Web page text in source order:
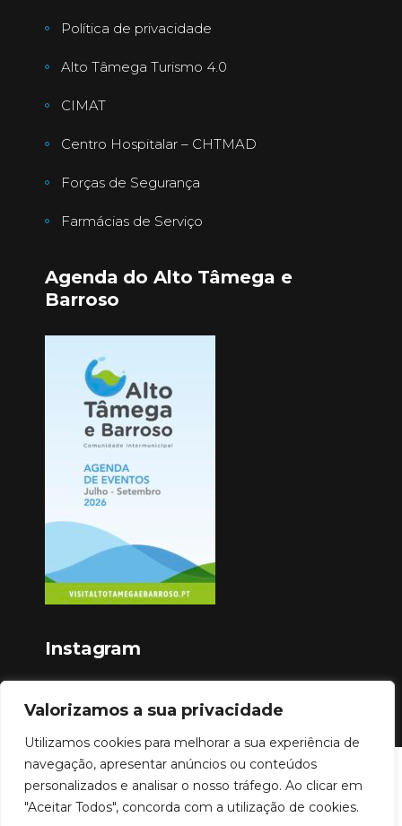
Valorizamos a sua privacidade
Utilizamos cookies para melhorar a sua experiência de
navegação, apresentar anúncios ou conteúdos
personalizados e analisar o nosso tráfego. Ao clicar em
"Aceitar Todos", concorda com a utilização de cookies.
Política de privacidade
Alto Tâmega Turismo 4.0
CIMAT
Centro Hospitalar – CHTMAD
Forças de Segurança
Farmácias de Serviço
Agenda do Alto Tâmega e
Barroso
Instagram
Copyright © 2023